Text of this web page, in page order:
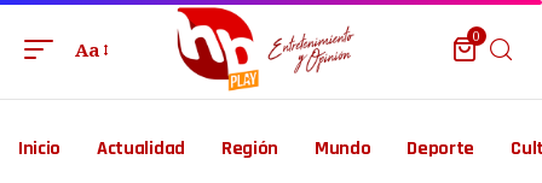
Aa
0
Inicio Actualidad Región Mundo Deporte